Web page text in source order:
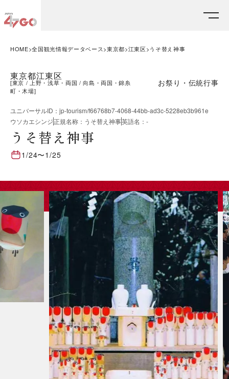
HOME 全国観光情報データベース 東京都 江東区 うそ替え神事
東京都江東区
[東京 上野・浅草・両国
向島・両国・錦糸
町・木場]
お祭り・伝統行事
ユニバーサルID ： jp-tourism/f66768b7-4068-44bb-ad3c-5228eb3b961e
ウソカエシンジ正規名称 ： うそ替え神事英語名 ： -
うそ替え神事
1/24〜1/25